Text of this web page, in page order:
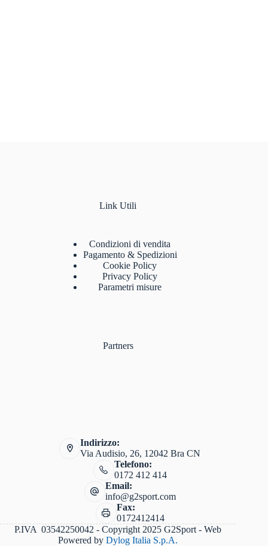
Link Utili
Condizioni di vendita
Pagamento & Spedizioni
Cookie Policy
Privacy Policy
Parametri misure
Partners
Indirizzo:
Via Audisio, 26, 12042 Bra CN
Telefono:
0172 412 414
Email:
info@g2sport.com
Fax:
0172412414
P.IVA 03542250042 - Copyright 2025 G2Sport - Web
Powered byDylog Italia S.p.A.